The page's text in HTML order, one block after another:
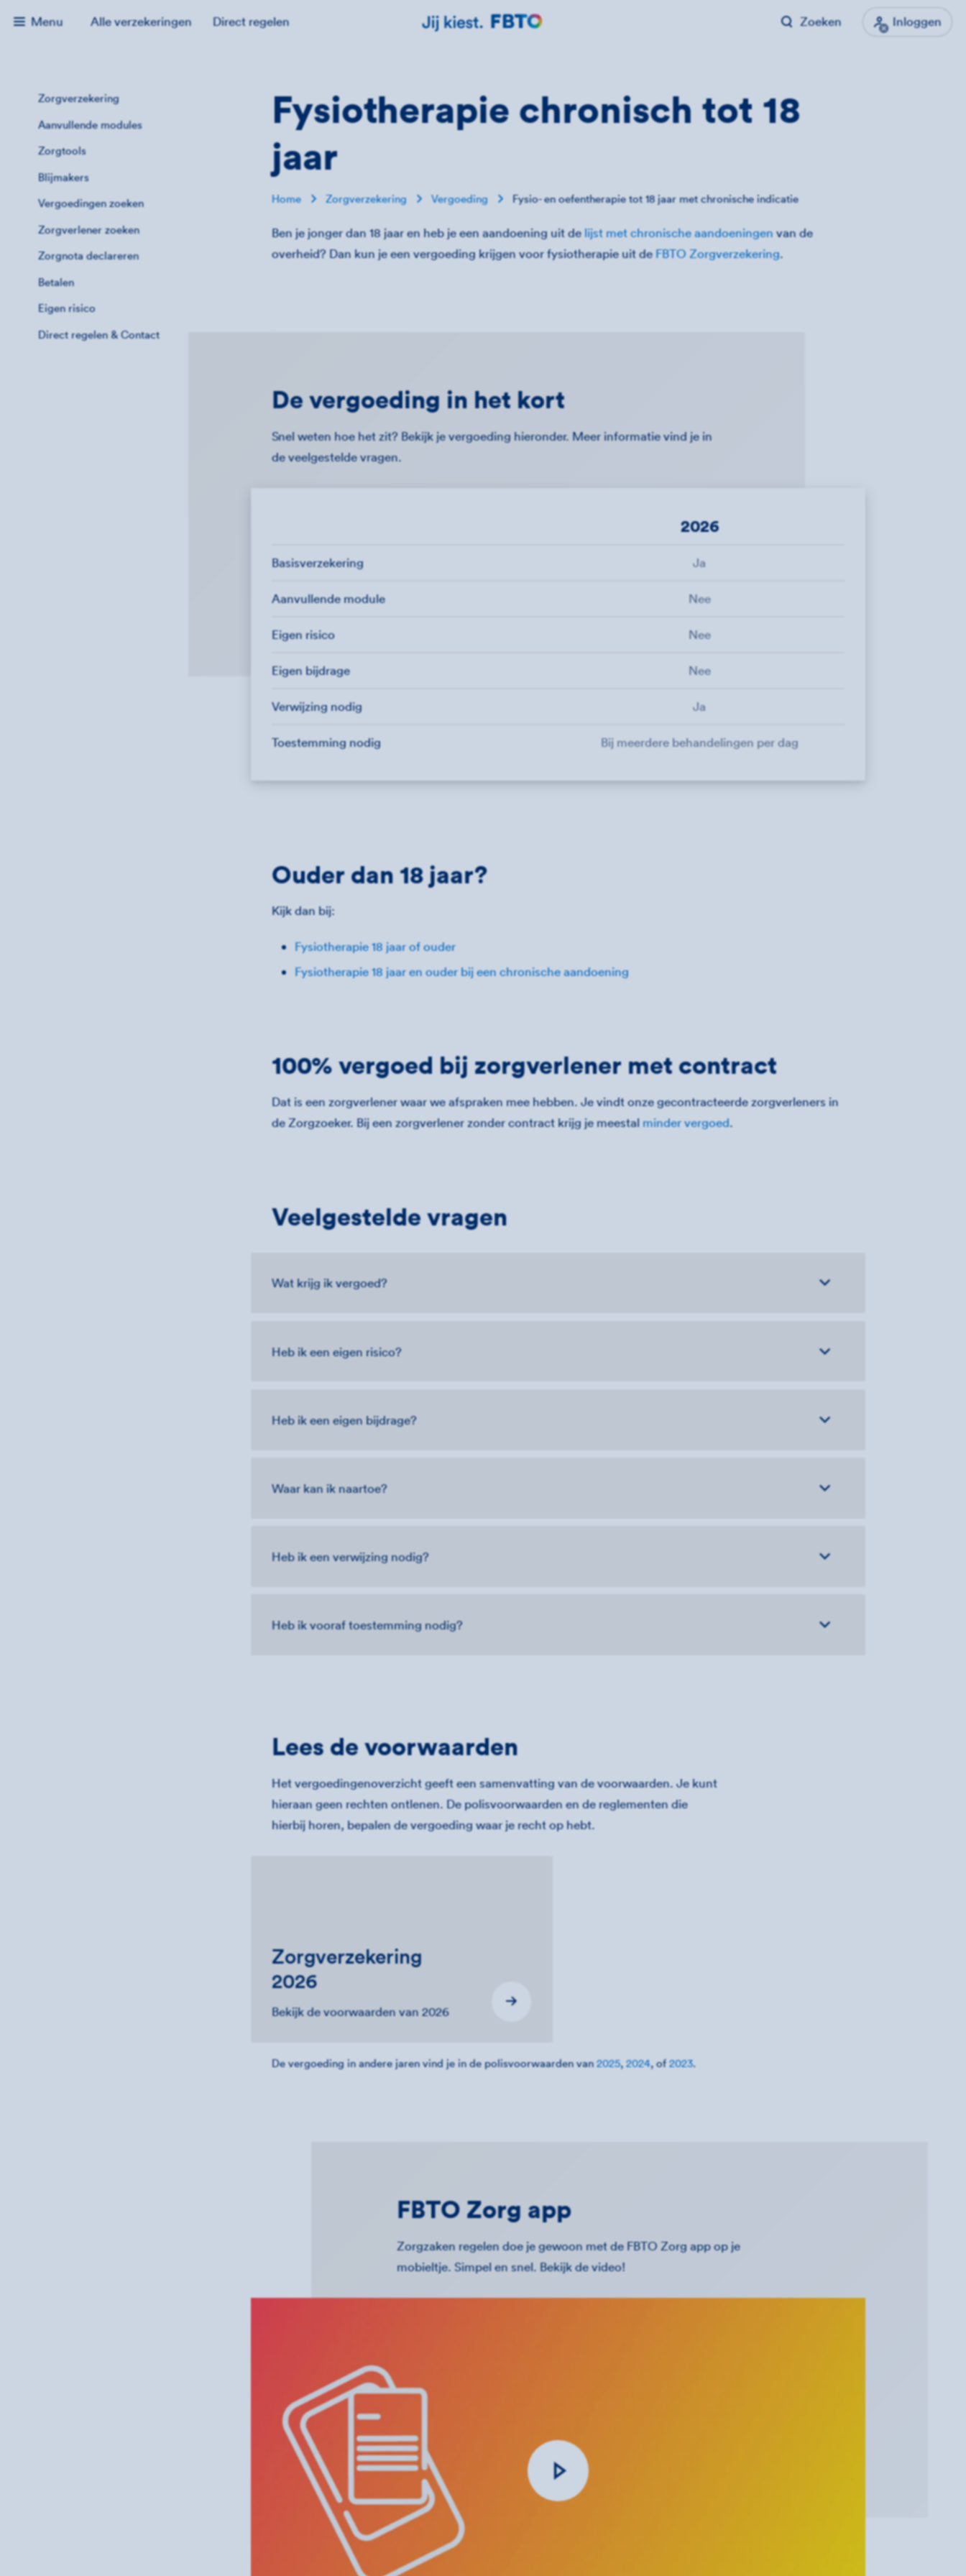
Menu Alle verzekeringen Direct regelen Zoeken Inloggen
Zorgverzekering
Aanvullende modules
Zorgtools
Blijmakers
Vergoedingen zoeken
Zorgverlener zoeken
Zorgnota declareren
Betalen
Eigen risico
Direct regelen & Contact
Fysiotherapie chronisch tot 18
jaar
Home Zorgverzekering Vergoeding Fysio- en oefentherapie tot 18 jaar met chronische indicatie
Ben je jonger dan 18 jaar en heb je een aandoening uit delijst met chronische aandoeningenvan de
overheid? Dan kun je een vergoeding krijgen voor fysiotherapie uit deFBTO Zorgverzekering.
De vergoeding in het kort
Snel weten hoe het zit? Bekijk je vergoeding hieronder. Meer informatie vind je in
de veelgestelde vragen.
2026
Basisverzekering Ja
Aanvullende module Nee
Eigen risico Nee
Eigen bijdrage Nee
Verwijzing nodig Ja
Toestemming nodig Bij meerdere behandelingen per dag
Ouder dan 18 jaar?
Kijk dan bij:
Fysiotherapie 18 jaar of ouder
Fysiotherapie 18 jaar en ouder bij een chronische aandoening
100% vergoed bij zorgverlener met contract
Dat is een zorgverlener waar we afspraken mee hebben. Je vindt onze gecontracteerde zorgverleners in
de Zorgzoeker. Bij een zorgverlener zonder contract krijg je meestalminder vergoed.
Veelgestelde vragen
Wat krijg ik vergoed?
Heb ik een eigen risico?
Heb ik een eigen bijdrage?
Waar kan ik naartoe?
Heb ik een verwijzing nodig?
Heb ik vooraf toestemming nodig?
Lees de voorwaarden
Het vergoedingenoverzicht geeft een samenvatting van de voorwaarden. Je kunt
hieraan geen rechten ontlenen. De polisvoorwaarden en de reglementen die
hierbij horen, bepalen de vergoeding waar je recht op hebt.
Zorgverzekering
2026
Bekijk de voorwaarden van 2026
De vergoeding in andere jaren vind je in de polisvoorwaarden van2025,2024, of 2023.
FBTO Zorg app
Zorgzaken regelen doe je gewoon met de FBTO Zorg app op je
mobieltje. Simpel en snel. Bekijk de video!